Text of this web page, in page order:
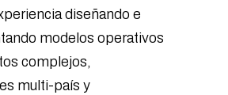
diseñando e
modelos operativos
complejos,
multi-país y